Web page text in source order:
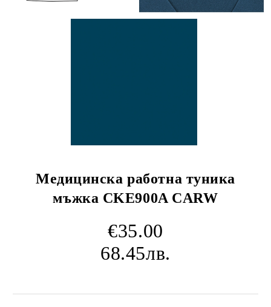
Медицинска работна туника
мъжка CKE900A CARW
€35.00
68.45лв.